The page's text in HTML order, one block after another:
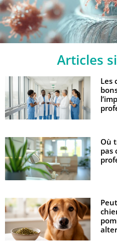
Articles
Les
Où
pas